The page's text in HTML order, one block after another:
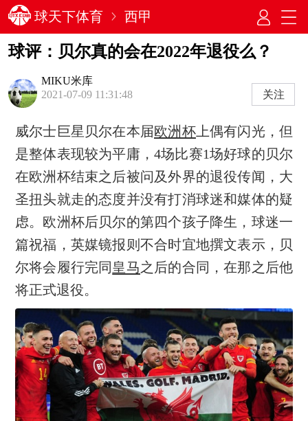
球天下体育 西甲
球评：贝尔真的会在2022年退役么？
MIKU米库
2021-07-09 11:31:48
关注
威尔士巨星贝尔在本届欧洲杯上偶有闪光，但
是整体表现较为平庸，4场比赛1场好球的贝尔
在欧洲杯结束之后被问及外界的退役传闻，大
圣扭头就走的态度并没有打消球迷和媒体的疑
虑。欧洲杯后贝尔的第四个孩子降生，球迷一
篇祝福，英媒镜报则不合时宜地撰文表示，贝
尔将会履行完同皇马之后的合同，在那之后他
将正式退役。